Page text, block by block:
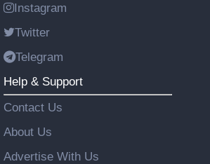
Instagram
Twitter
Telegram
Help & Support
Contact Us
About Us
Advertise With Us